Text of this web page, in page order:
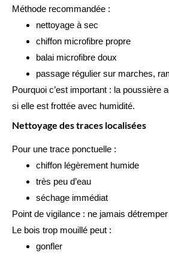
Méthode recommandée :
nettoyage à sec
chiffon microfibre propre
balai microfibre doux
passage régulier sur marches,
Pourquoi c’est important : la poussière
si elle est frottée avec humidité.
Nettoyage des traces localisées
Pour une trace ponctuelle :
chiffon légèrement humide
très peu d’eau
séchage immédiat
Point de vigilance : ne jamais
Le bois trop mouillé peut :
gonfler